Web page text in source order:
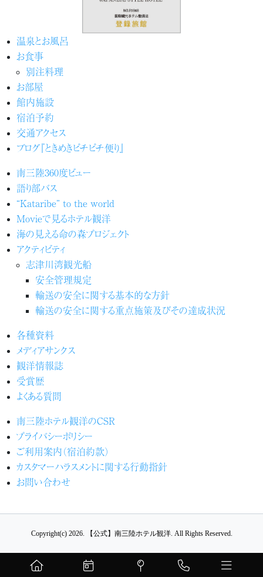
温泉とお風呂
お食事
別注料理
お部屋
館内施設
宿泊予約
交通アクセス
ブログ『ときめきピチピチ便り』
南三陸360度ビュー
語り部バス
“Kataribe” to the world
Movieで見るホテル観洋
海の見える命の森プロジェクト
アクティビティ
志津川湾観光船
安全管理規定
輸送の安全に関する基本的な方針
輸送の安全に関する重点施策及びその達成状況
各種資料
メディアサンクス
観洋情報誌
受賞歴
よくある質問
南三陸ホテル観洋のCSR
プライバシーポリシー
ご利用案内（宿泊約款）
カスタマーハラスメントに関する行動指針
お問い合わせ
Copyright(c) 2026. 【公式】南三陸ホテル観洋. All Rights Reserved.